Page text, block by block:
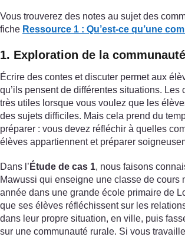
Vous trouverez des notes au sujet des
fiche Ressource 1 : Qu’est-ce qu’une
1. Exploration de la
Écrire des contes et discuter permet aux
qu’ils pensent de différentes situations. Les
très utiles lorsque vous voulez que les
des sujets difficiles. Mais cela prend du
préparer : vous devez réfléchir à quelles
élèves appartiennent et préparer
Dans l’ Étude de cas 1, nous faisons
Mawussi qui enseigne une classe de cours
année dans une grande école primaire de
que ses élèves réfléchissent sur les
dans leur propre situation, en ville, puis
sur une communauté rurale. Si vous